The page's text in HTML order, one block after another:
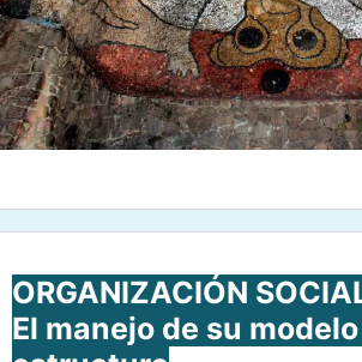
ORGANIZACIÓN
El manejo de su